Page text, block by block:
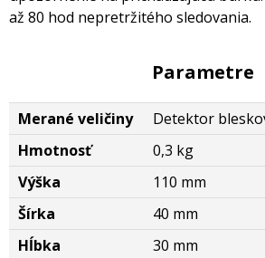
až 80 hod nepretržitého sledovania.
Parametre
Merané veličiny
Detektor
Hmotnosť
0,3 kg
Výška
110 mm
Šírka
40 mm
Hĺbka
30 mm